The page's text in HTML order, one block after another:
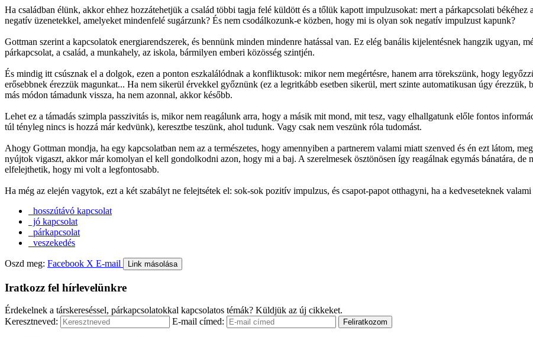
Ha családban élünk, akkor ehhez hozzátehetjük a család többi tagja felé küldött és a tőlük kapott impulzusokat: mert a párkapcsolati
negatív üzenetekkel, amelyeket mindenfelé sugárzunk? És nem csodálkozunk-e közben, hogy mi is olyan sok negatív impulzust kapunk?
Gottman szerint a kapcsolatok energiarendszerek, és bennünk minden mindenre hatással van. Ez elég banális kijelentésnek hangzik ugyan,
párkapcsolat, a család, a munkahely, az iskola, bármilyen emberi közösség szintjén.
És mindig itt csúsznak el a dolgok, ezen a ponton eszkalálódnak a konfliktusok: mikor nem megértésre, hanem arra törekszünk, hogy
erősebbnek érezzük magunkat... Ha nem sikerül érvekkel győznünk (ez a legritkább esetben sikerül, mert szinte automatikusan úgy érezzük,
más módon támadunk vissza, ha nem azonnal, akkor később.
Lehet ez a támadás szimpla passzivitás is, mikor nem reagálunk arra, hogy a másik mit mond, mit tesz, vagy elhallgatunk előle fontos
túl tényleg nincs is hozzá már kedvünk), keresztbe teszünk, ahol tudunk. Vagy csak nem veszünk róla tudomást.
Ahogy Gottman mondja, ha egy kapcsolatban nem az a természetes, hogy amennyiben a partnerem valami miatt szenved és én ezt látom,
nyújtok vigaszt, akkor már komolyan el kell gondolkodni azon, hogy mi a baj. A szerelmesek ösztönösen így reagálnak egymás bánatára, de
elfelejthetik, hogy mi volt a legfontosabb.
Ha még az elején vagytok, ezt a két szabályt ne felejtsétek el: sok-sok pozitív impulzus, és csapot-papot otthagyni, ha a kedveseteknek
hosszútávó kapcsolat
jó kapcsolat
párkapcsolat
veszekedés
Oszd meg: Facebook X E-mail Link másolása
Iratkozz fel hírlevelünkre
Érdekelnek a társkereséssel, párkapcsolatokkal kapcsolatos témák? Küldjük az új cikkeket.
Keresztneved:
E-mail címed: